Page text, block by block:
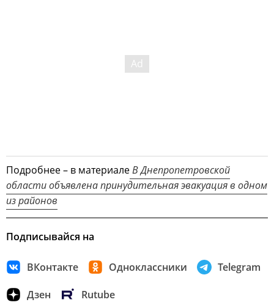
Подробнее – в материалеВ Днепропетровской
области объявлена принудительная эвакуация в одном
из районов
Подписывайся на
ВКонтакте Одноклассники Telegram
Дзен Rutube